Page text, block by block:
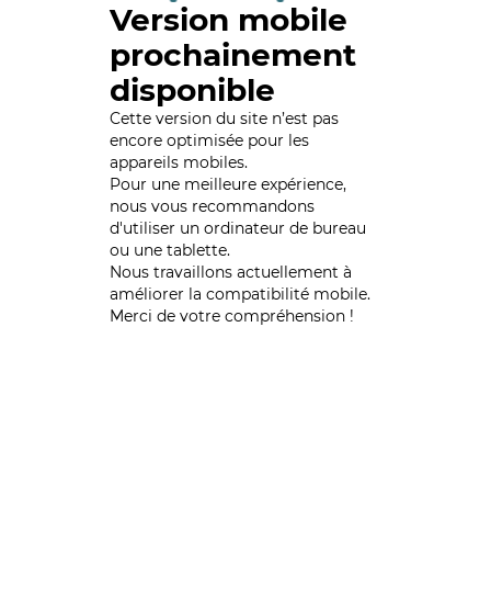
Version mobile
prochainement
disponible
Cette version du site n’est pas
encore optimisée pour les
appareils mobiles.
Pour une meilleure expérience,
nous vous recommandons
d'utiliser un ordinateur de bureau
ou une tablette.
Nous travaillons actuellement à
améliorer la compatibilité mobile.
Merci de votre compréhension !